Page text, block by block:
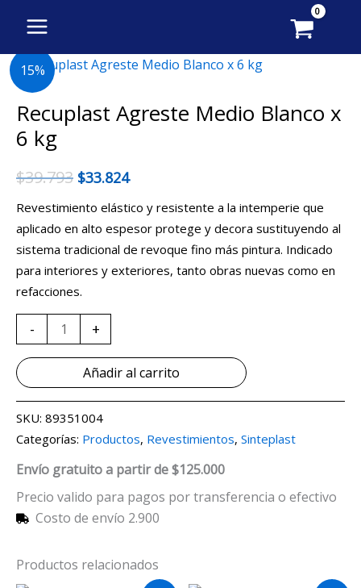
contenido
Recuplast Agreste Medio Blanco x
6 kg
$39.793 $33.824
Revestimiento elástico y resistente a la intemperie que
aplicado en alto espesor protege y decora sustituyendo al
sistema tradicional de revoque fino más pintura. Indicado
para interiores y exteriores, tanto obras nuevas como en
refacciones.
-
Recuplast
Agreste
Medio
Blanco
x
6
kg
cantidad
+
Añadir al carrito
SKU: 89351004
Categorías: Productos, Revestimientos, Sinteplast
Envío gratuito a partir de $125.000
Precio valido para pagos por transferencia o efectivo
Costo de envío 2.900
15%
Productos relacionados